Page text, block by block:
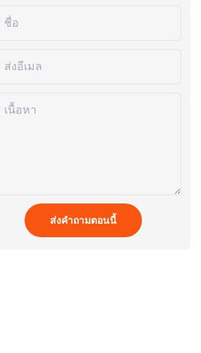
ชื่อ
ส่งอีเมล
เนื้อหา
ส่งคำถามตอนนี้